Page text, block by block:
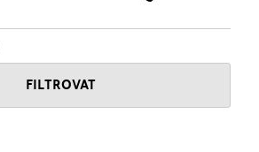
FILTROVAT